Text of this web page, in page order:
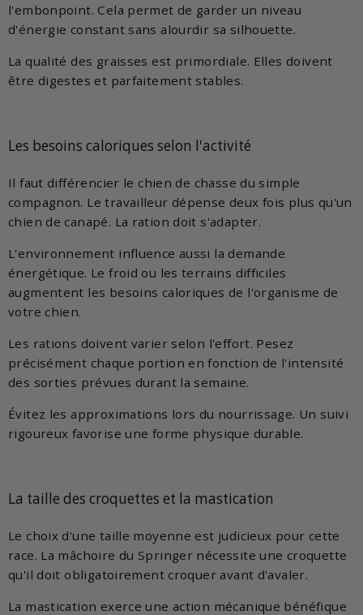
l'embonpoint. Cela permet de garder un niveau
d'énergie constant sans alourdir sa silhouette.
La qualité des graisses est primordiale. Elles doivent
être digestes et parfaitement stables.
Les besoins caloriques selon l'activité
Il faut différencier le chien de chasse du simple
compagnon. Le travailleur dépense deux fois plus qu'un
chien de canapé. La ration doit s'adapter.
L'environnement influence aussi la demande
énergétique. Le froid ou les terrains difficiles
augmentent les besoins caloriques de l'organisme de
votre chien.
Les rations doivent varier selon l'effort. Pesez
précisément chaque portion en fonction de l'intensité
des sorties prévues durant la semaine.
Évitez les approximations lors du nourrissage. Un suivi
rigoureux favorise une forme physique durable.
La taille des croquettes et la mastication
Le choix d'une taille moyenne est judicieux pour cette
race. La mâchoire du Springer nécessite une croquette
qu'il doit obligatoirement croquer avant d'avaler.
La mastication exerce une action mécanique bénéfique